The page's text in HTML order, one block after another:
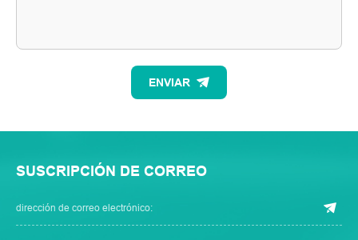
ENVIAR
SUSCRIPCIÓN DE CORREO